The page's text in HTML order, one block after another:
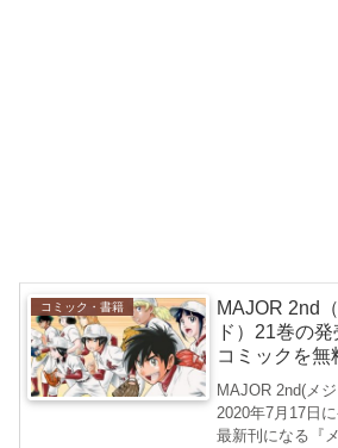
コミック・書籍
MAJOR 2nd
ド）21巻の
コミックを無
MAJOR 2nd(メ
2020年7月17日
最新刊になる『